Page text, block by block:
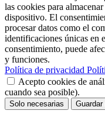
las cookies para
dispositivo. El
procesar datos como el
identificaciones únicas en
consentimiento, puede
y funciones.
Política de privacidad
Acepto cookies de
cuando sea posible).
Solo necesarias